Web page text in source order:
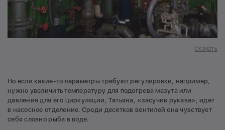
Скачать
Но если какие-то параметры требуют регулировки, например,
нужно увеличить температуру для подогрева мазута или
давление для его циркуляции, Татьяна, «засучив рукава», идет
в насосное отделение. Среди десятков вентилей она чувствует
себя словно рыба в воде.